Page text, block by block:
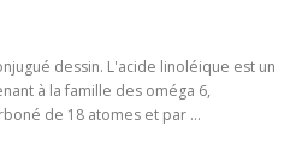
dessin. L'acide linoléique est un
à la famille des oméga 6,
de 18 atomes et par …